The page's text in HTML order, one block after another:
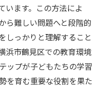
います。この方法によ
ら難しい問題へと段階的
しっかりと理解すること
浜市鶴見区での教育環境
ップが子どもたちの学習
を育む重要な役割を果た